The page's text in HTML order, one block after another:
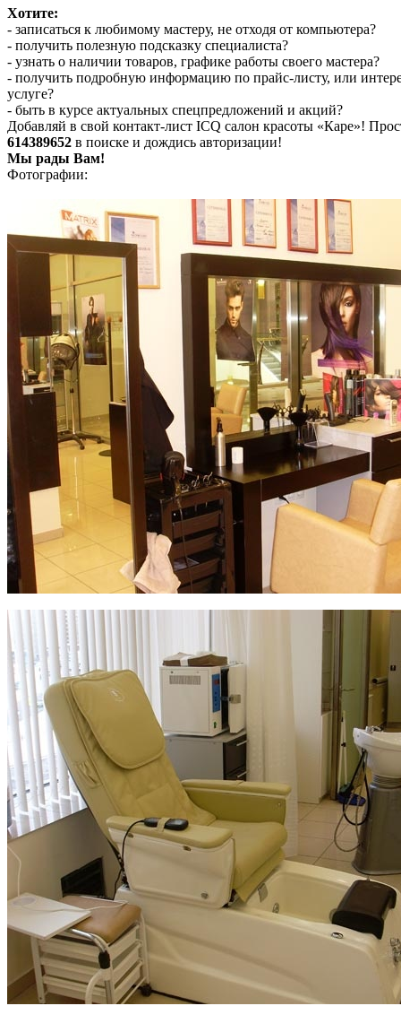
Хотите:
- записаться к любимому мастеру, не отходя от компьютера?
- получить полезную подсказку специалиста?
- узнать о наличии товаров, графике работы своего мастера?
- получить подробную информацию по прайс-листу, или
услуге?
- быть в курсе актуальных спецпредложений и акций?
Добавляй в свой контакт-лист ICQ салон красоты «Каре»!
614389652 в поиске и дождись авторизации!
Мы рады Вам!
Фотографии: